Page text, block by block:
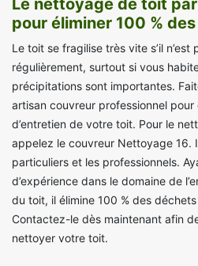
Le nettoyage de toit
pour éliminer 100 %
Le toit se fragilise très vite s’il n’est
régulièrement, surtout si vous
précipitations sont importantes.
artisan couvreur professionnel
d’entretien de votre toit. Pour le
appelez le couvreur Nettoyage 16.
particuliers et les professionnels.
d’expérience dans le domaine de
du toit, il élimine 100 % des
Contactez-le dès maintenant afin
nettoyer votre toit.